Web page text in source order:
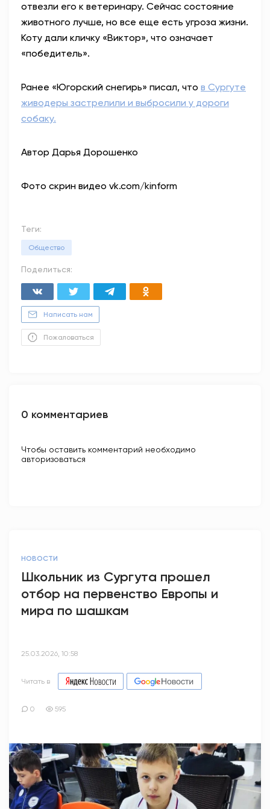
отвезли его к ветеринару. Сейчас состояние
животного лучше, но все еще есть угроза жизни.
Коту дали кличку «Виктор», что означает
«победитель».
Ранее «Югорский снегирь» писал, что в Сургуте
живодеры застрелили и выбросили у дороги
собаку.
Автор Дарья Дорошенко
Фото скрин видео vk.com/kinform
Теги:
Общество
Поделиться:
Написать нам
Пожаловаться
0 комментариев
Чтобы оставить комментарий необходимо
авторизоваться
НОВОСТИ
Школьник из Сургута прошел
отбор на первенство Европы и
мира по шашкам
25.03.2026, 10:58
Читать в
0 595